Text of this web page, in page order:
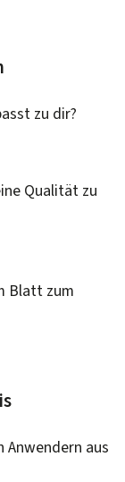
zu dir?
Qualität zu
Blatt zum
Anwendern aus